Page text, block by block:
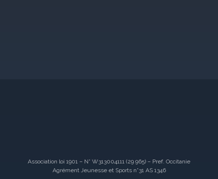
Association loi 1901 – N° W313004111 (29 965) – Pref. Occitanie
Agrément Jeunesse et Sports n°31 AS 1346